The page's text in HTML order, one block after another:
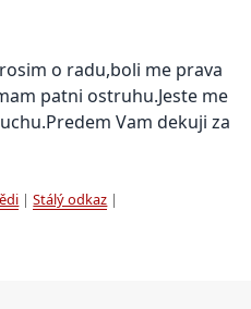
o radu,boli me prava
patni ostruhu.Jeste me
Vam dekuji za
|Stálý odkaz |